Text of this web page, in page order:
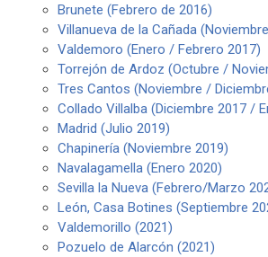
Brunete (Febrero de 2016)
Villanueva de la Cañada
Valdemoro (Enero / Febrero 2017)
Torrejón de Ardoz (Octubre /
Tres Cantos (Noviembre /
Collado Villalba (Diciembre 2017 /
Madrid (Julio 2019)
Chapinería (Noviembre 2019)
Navalagamella (Enero 2020)
Sevilla la Nueva (Febrero/Marzo
León, Casa Botines (Septiembre
Valdemorillo (2021)
Pozuelo de Alarcón (2021)